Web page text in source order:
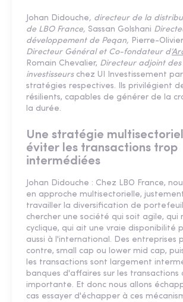
Johan Didouche, directeur de la
de LBO France, Sassan Golshani
développement de Peqan, Pierre-
Directeur Général et Co-fondateur d’
Romain Chevalier, Directeur adjoint
investisseurs chez UI Investissement
stratégies respectives. Ils privilégient
résilients, capables de générer de la
la durée.
Une stratégie
éviter les transactions trop
intermédiées
Johan Didouche : Chez LBO France,
en approche multisectorielle,
travailler la diversification de
chercher une société qui soit agile, qui
cyclique, qui ait une vraie disponibilité
aussi à l'international. Des entreprises
contre, small cap ou lower mid cap,
les transactions sont largement
banques d'affaires sur les transactions
importante. Et donc nous allons
cas essayer d'échapper à ces